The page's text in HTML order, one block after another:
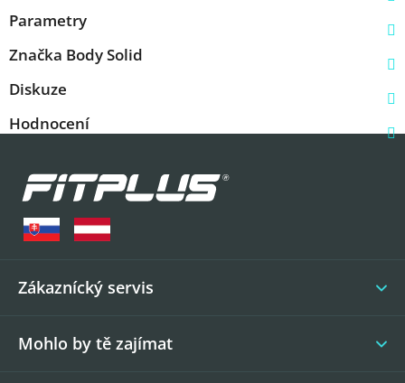
Parametry
Značka Body Solid
Diskuze
Hodnocení
Zákaznícký servis
Mohlo by tě zajímat